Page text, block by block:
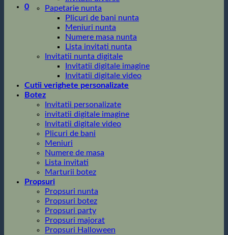
0
Papetarie nunta
Plicuri de bani nunta
Meniuri nunta
Numere masa nunta
Lista invitati nunta
Invitatii nunta digitale
Invitatii digitale imagine
Invitatii digitale video
Cutii verighete personalizate
Botez
Invitatii personalizate
invitatii digitale imagine
Invitatii digitale video
Plicuri de bani
Meniuri
Numere de masa
Lista invitati
Marturii botez
Propsuri
Propsuri nunta
Propsuri botez
Propsuri party
Propsuri majorat
Propsuri Halloween